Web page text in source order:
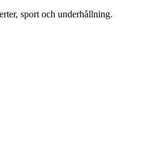
sport och underhållning.